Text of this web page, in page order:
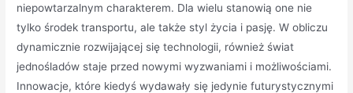
niepowtarzalnym charakterem. Dla wielu stanowią one nie
tylko środek transportu, ale także styl życia i pasję. W obliczu
dynamicznie rozwijającej się technologii, również świat
jednośladów staje przed nowymi wyzwaniami i możliwościami.
Innowacje, które kiedyś wydawały się jedynie futurystycznymi